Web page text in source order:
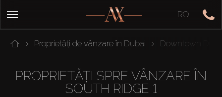
RO
Proprietăți de vânzare în Dubai Downtown
PROPRIETĂȚI SPRE VÂNZARE ÎN
SOUTH RIDGE 1